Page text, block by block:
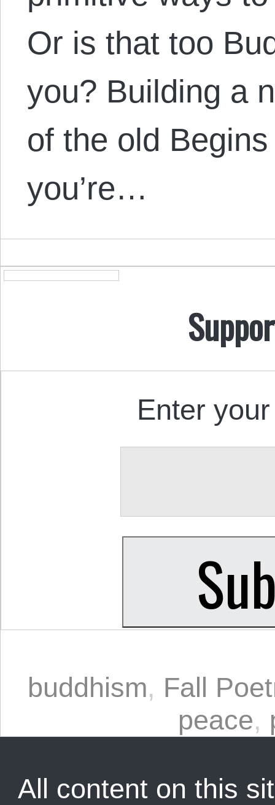
Or is that too
you? Building a
of the old
you’re…
Enter
buddhism, Fall
peace,
All content on this